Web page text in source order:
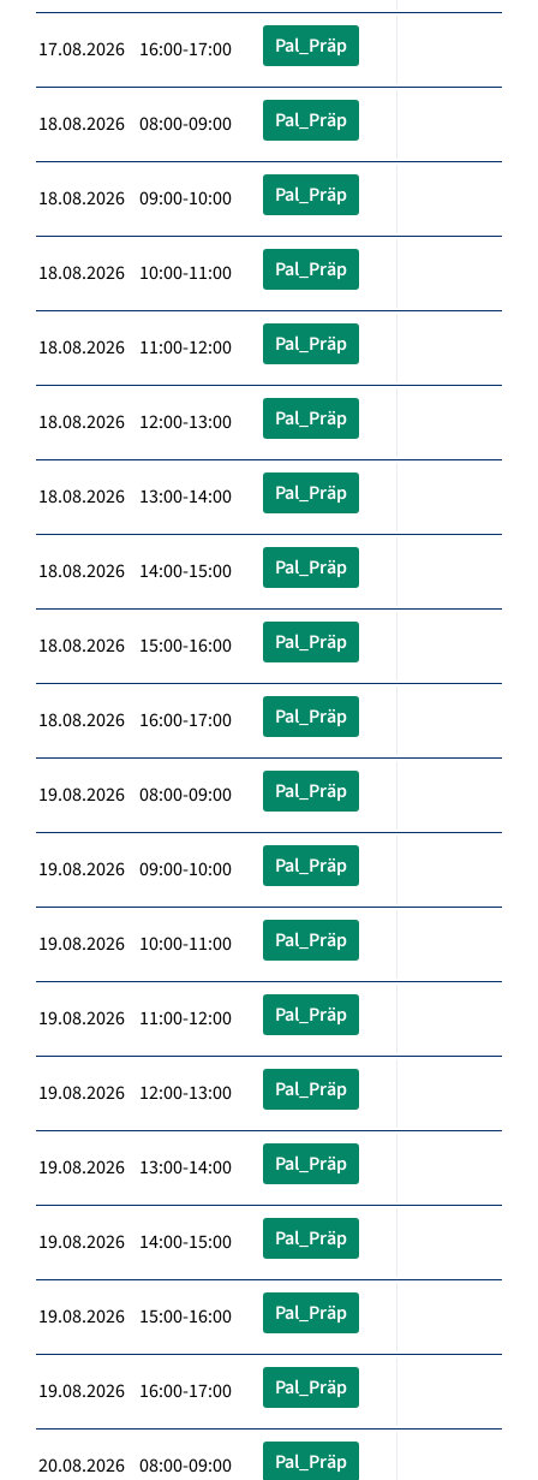
17.08.2026 16:00-17:00 Pal_Präp
18.08.2026 08:00-09:00 Pal_Präp
18.08.2026 09:00-10:00 Pal_Präp
18.08.2026 10:00-11:00 Pal_Präp
18.08.2026 11:00-12:00 Pal_Präp
18.08.2026 12:00-13:00 Pal_Präp
18.08.2026 13:00-14:00 Pal_Präp
18.08.2026 14:00-15:00 Pal_Präp
18.08.2026 15:00-16:00 Pal_Präp
18.08.2026 16:00-17:00 Pal_Präp
19.08.2026 08:00-09:00 Pal_Präp
19.08.2026 09:00-10:00 Pal_Präp
19.08.2026 10:00-11:00 Pal_Präp
19.08.2026 11:00-12:00 Pal_Präp
19.08.2026 12:00-13:00 Pal_Präp
19.08.2026 13:00-14:00 Pal_Präp
19.08.2026 14:00-15:00 Pal_Präp
19.08.2026 15:00-16:00 Pal_Präp
19.08.2026 16:00-17:00 Pal_Präp
20.08.2026 08:00-09:00 Pal_Präp